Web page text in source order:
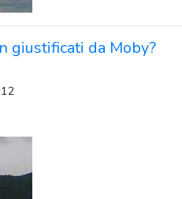
giustificati da Moby?